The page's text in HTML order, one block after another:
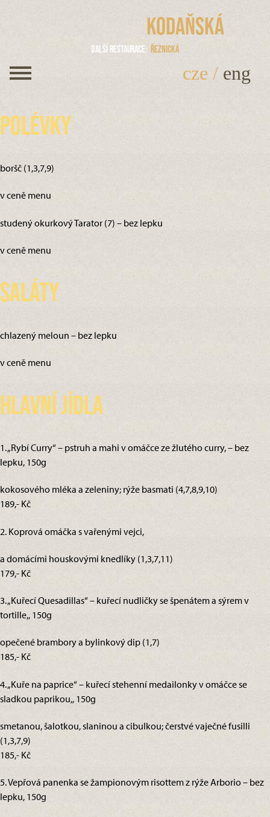
Kodaňská
Další restaurace Řeznická
cze / eng
Polévky
boršč (1,3,7,9)
v ceně menu
studený okurkový Tarator (7) – bez lepku
v ceně menu
Saláty
chlazený meloun – bez lepku
v ceně menu
Hlavní jídla
1. „Rybí Curry“ – pstruh a mahi v omáčce ze žlutého curry, – bez
lepku, 150g
kokosového mléka a zeleniny; rýže basmati (4,7,8,9,10)
189,- Kč
2. Koprová omáčka s vařenými vejci,
a domácími houskovými knedlíky (1,3,7,11)
179,- Kč
3. „Kuřecí Quesadillas“ – kuřecí nudličky se špenátem a sýrem v
tortille,, 150g
opečené brambory a bylinkový dip (1,7)
185,- Kč
4. „Kuře na paprice“ – kuřecí stehenní medailonky v omáčce se
sladkou paprikou,, 150g
smetanou, šalotkou, slaninou a cibulkou; čerstvé vaječné fusilli
(1,3,7,9)
185,- Kč
5. Vepřová panenka se žampionovým risottem z rýže Arborio – bez
lepku, 150g